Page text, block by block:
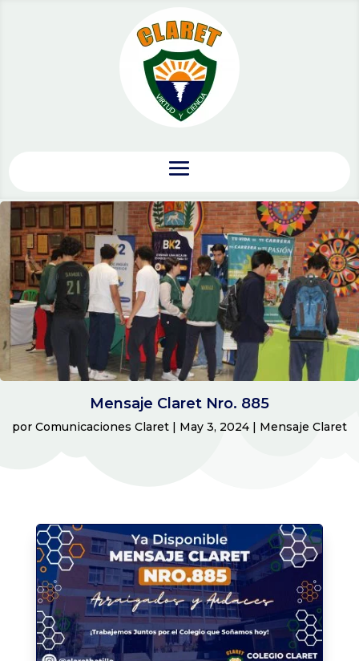
Mensaje Claret Nro. 885
por Comunicaciones Claret | May 3, 2024 | Mensaje Claret